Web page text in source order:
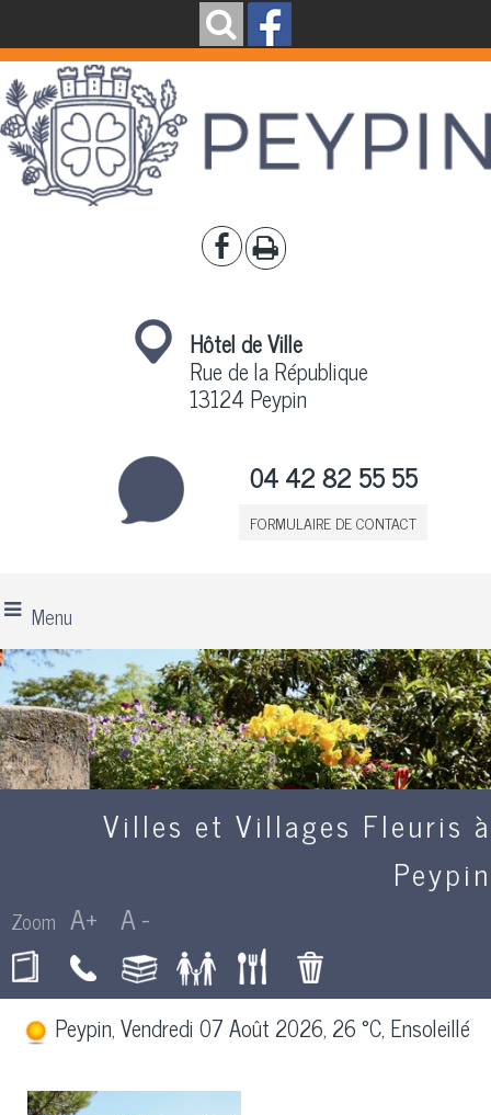
Hôtel de Ville
Rue de la République
13124 Peypin
04 42 82 55 55
FORMULAIRE DE CONTACT
Menu
Villes et Villages Fleuris à
Peypin
Peypin, Vendredi 07 Août 2026, 26 °C, Ensoleillé